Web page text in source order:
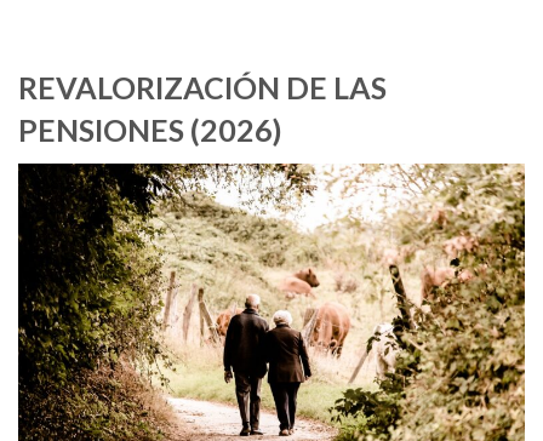
REVALORIZACIÓN DE LAS
PENSIONES (2026)